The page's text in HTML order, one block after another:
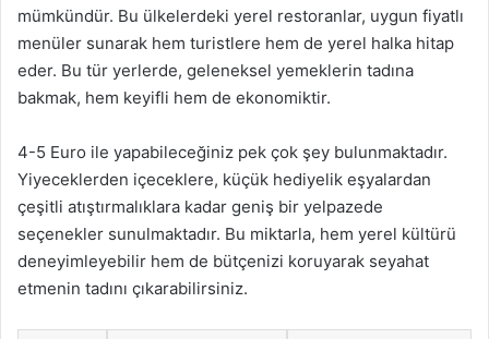
mümkündür. Bu ülkelerdeki yerel restoranlar, uygun fiyatlı
menüler sunarak hem turistlere hem de yerel halka hitap
eder. Bu tür yerlerde, geleneksel yemeklerin tadına
bakmak, hem keyifli hem de ekonomiktir.
4-5 Euro ile yapabileceğiniz pek çok şey bulunmaktadır.
Yiyeceklerden içeceklere, küçük hediyelik eşyalardan
çeşitli atıştırmalıklara kadar geniş bir yelpazede
seçenekler sunulmaktadır. Bu miktarla, hem yerel kültürü
deneyimleyebilir hem de bütçenizi koruyarak seyahat
etmenin tadını çıkarabilirsiniz.